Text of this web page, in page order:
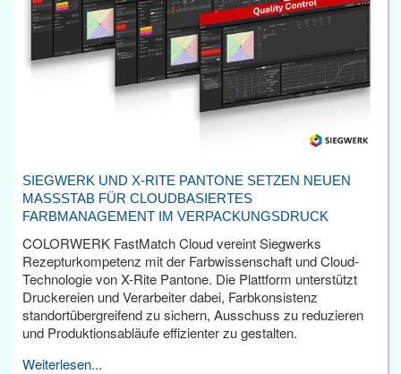
SIEGWERK UND X-RITE PANTONE SETZEN NEUEN
MASSSTAB FÜR CLOUDBASIERTES F
ARBMANAGEMENT IM VERPACKUNGSDRUCK
COLORWERK FastMatch Cloud vereint Siegwerks
Rezepturkompetenz mit der Farbwissenschaft und Cloud-
Technologie von X-Rite Pantone. Die Plattform unterstützt
Druckereien und Verarbeiter dabei, Farbkonsistenz
standortübergreifend zu sichern, Ausschuss zu reduzieren
und Produktionsabläufe effizienter zu gestalten.
Weiterlesen...